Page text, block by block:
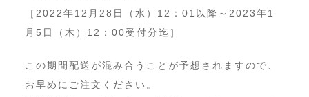
［2022年12月28日（水）12：01以降～2023年1
月5日（木）12：00受付分迄］
この期間配送が混み合うことが予想されますので、
お早めにご注文ください。